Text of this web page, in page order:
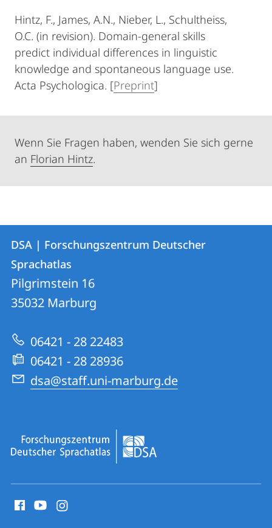
Hintz, F., James, A.N., Nieber, L., Schultheiss,
O.C. (in revision). Domain-general skills
predict individual differences in linguistic
knowledge and spontaneous language use.
Acta Psychologica. [Preprint]
Wenn Sie Fragen haben, wenden Sie sich gerne
an Florian Hintz.
Kontakt
und
Informationen
zur
Website
Kontaktinformationen
DSA
|
Forschungszentrum
Sprachatlas
DSA | Forschungszentrum Deutscher
Sprachatlas
Pilgrimstein 16
35032 Marburg
06421 - 28 22483
06421 - 28 28936
dsa@staff.uni-marburg.de
Media